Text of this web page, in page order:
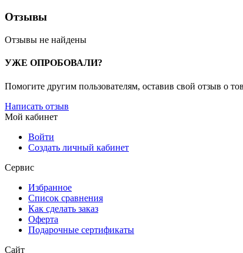
Отзывы
Отзывы не найдены
УЖЕ ОПРОБОВАЛИ?
Помогите другим пользователям, оставив свой отзыв о
Написать отзыв
Мой кабинет
Войти
Создать личный кабинет
Сервис
Избранное
Список сравнения
Как сделать заказ
Оферта
Подарочные сертификаты
Сайт